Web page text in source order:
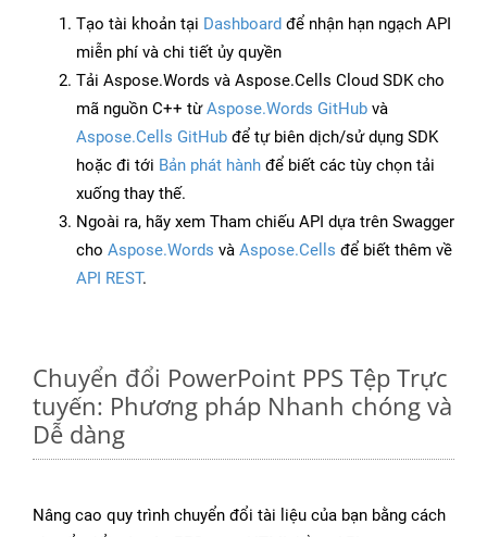
Tạo tài khoản tại Dashboard để nhận hạn ngạch API
miễn phí và chi tiết ủy quyền
Tải Aspose.Words và Aspose.Cells Cloud SDK cho
mã nguồn C++ từAspose.Words GitHub và
Aspose.Cells GitHub để tự biên dịch/sử dụng SDK
hoặc đi tới Bản phát hành để biết các tùy chọn tải
xuống thay thế.
Ngoài ra, hãy xem Tham chiếu API dựa trên Swagger
cho Aspose.Words và Aspose.Cells để biết thêm về
API REST.
Chuyển đổi PowerPoint PPS Tệp Trực
tuyến: Phương pháp Nhanh chóng và
Dễ dàng
Nâng cao quy trình chuyển đổi tài liệu của bạn bằng cách